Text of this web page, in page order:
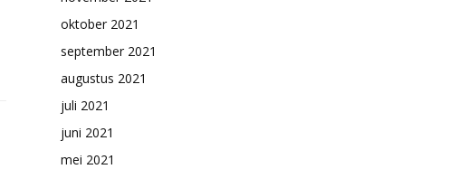
oktober 2021
september 2021
augustus 2021
juli 2021
juni 2021
mei 2021